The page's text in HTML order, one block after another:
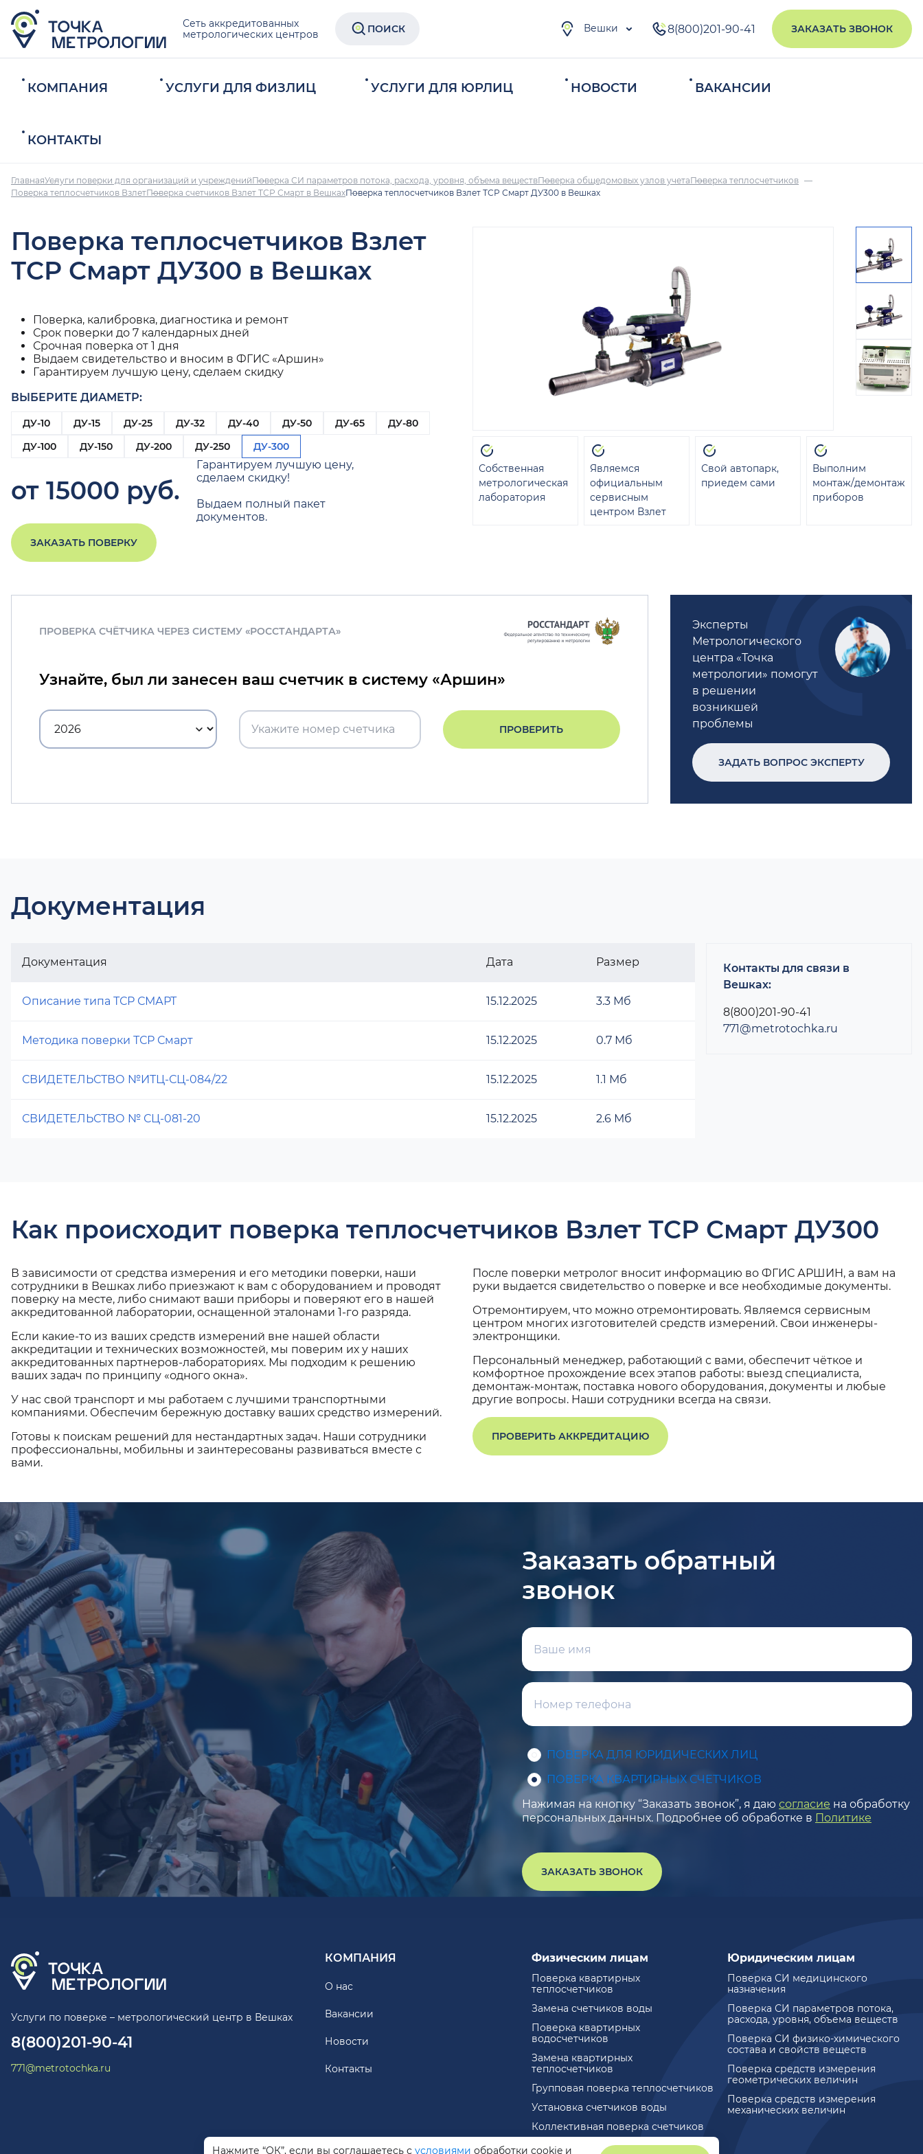
Сеть аккредитованных
метрологических центров
ПОИСК Вешки 8(800)201-90-41 ЗАКАЗАТЬ ЗВОНОК
КОМПАНИЯ УСЛУГИ ДЛЯ ФИЗЛИЦ УСЛУГИ ДЛЯ ЮРЛИЦ НОВОСТИ ВАКАНСИИ
КОНТАКТЫ
ГлавнаяУслуги поверки для организаций и учрежденийПоверка СИ параметров потока, расхода, уровня, объема веществПоверка общедомовых узлов учетаПоверка теплосчетчиков
Поверка теплосчетчиков ВзлетПоверка счетчиков Взлет ТСР Смарт в ВешкахПоверка теплосчетчиков Взлет ТСР Смарт ДУ300 в Вешках
Поверка теплосчетчиков Взлет
ТСР Смарт ДУ300 в Вешках
Поверка, калибровка, диагностика и ремонт
Срок поверки до 7 календарных дней
Срочная поверка от 1 дня
Выдаем свидетельство и вносим в ФГИС «Аршин»
Гарантируем лучшую цену, сделаем скидку
ВЫБЕРИТЕ ДИАМЕТР:
ДУ-10 ДУ-15 ДУ-25 ДУ-32 ДУ-40 ДУ-50 ДУ-65
ДУ-80
ДУ-100
ДУ-150 ДУ-200 ДУ-250 ДУ-300
от 15000 руб.
Гарантируем лучшую цену,
сделаем скидку!
Выдаем полный пакет
документов.
ЗАКАЗАТЬ ПОВЕРКУ
Собственная
метрологическая
лаборатория
Являемся
официальным
сервисным
центром Взлет
Свой автопарк,
приедем сами
Выполним
монтаж/демонтаж
приборов
ПРОВЕРКА СЧЁТЧИКА ЧЕРЕЗ СИСТЕМУ «РОССТАНДАРТА»
Узнайте, был ли занесен ваш счетчик в систему «Аршин»
ПРОВЕРИТЬ
Эксперты
Метрологического
центра «Точка
метрологии» помогут
в решении
возникшей
проблемы
ЗАДАТЬ ВОПРОС ЭКСПЕРТУ
Документация
Документация Дата Размер
Описание типа ТСР СМАРТ 15.12.2025 3.3 Мб
Методика поверки ТСР Смарт 15.12.2025 0.7 Мб
СВИДЕТЕЛЬСТВО №ИТЦ-СЦ-084/22 15.12.2025 1.1 Мб
СВИДЕТЕЛЬСТВО № СЦ-081-20 15.12.2025 2.6 Мб
Контакты для связи в
Вешках:
8(800)201-90-41
771@metrotochka.ru
Как происходит поверка теплосчетчиков Взлет ТСР Смарт ДУ300
В зависимости от средства измерения и его методики поверки, наши
сотрудники в Вешках либо приезжают к вам с оборудованием и проводят
поверку на месте, либо снимают ваши приборы и поверяют его в нашей
аккредитованной лаборатории, оснащенной эталонами 1-го разряда.
Если какие-то из ваших средств измерений вне нашей области
аккредитации и технических возможностей, мы поверим их у наших
аккредитованных партнеров-лабораториях. Мы подходим к решению
ваших задач по принципу «одного окна».
У нас свой транспорт и мы работаем с лучшими транспортными
компаниями. Обеспечим бережную доставку ваших средство измерений.
Готовы к поискам решений для нестандартных задач. Наши сотрудники
профессиональны, мобильны и заинтересованы развиваться вместе с
вами.
После поверки метролог вносит информацию во ФГИС АРШИН, а вам на
руки выдается свидетельство о поверке и все необходимые документы.
Отремонтируем, что можно отремонтировать. Являемся сервисным
центром многих изготовителей средств измерений. Свои инженеры-
электронщики.
Персональный менеджер, работающий с вами, обеспечит чёткое и
комфортное прохождение всех этапов работы: выезд специалиста,
демонтаж-монтаж, поставка нового оборудования, документы и любые
другие вопросы. Наши сотрудники всегда на связи.
ПРОВЕРИТЬ АККРЕДИТАЦИЮ
Заказать обратный
звонок
ПОВЕРКА ДЛЯ ЮРИДИЧЕСКИХ ЛИЦ
ПОВЕРКА КВАРТИРНЫХ СЧЕТЧИКОВ
Нажимая на кнопку “Заказать звонок”, я даю согласие на обработку
персональных данных. Подробнее об обработке в Политике
ЗАКАЗАТЬ ЗВОНОК
Услуги по поверке – метрологический центр в Вешках
8(800)201-90-41
771@metrotochka.ru
КОМПАНИЯ
О нас
Вакансии
Новости
Контакты
Физическим лицам
Поверка квартирных
теплосчетчиков
Замена счетчиков воды
Поверка квартирных
водосчетчиков
Замена квартирных
теплосчетчиков
Групповая поверка теплосчетчиков
Установка счетчиков воды
Коллективная поверка счетчиков
Юридическим лицам
Поверка СИ медицинского
назначения
Поверка СИ параметров потока,
расхода, уровня, объема веществ
Поверка СИ физико-химического
состава и свойств веществ
Поверка средств измерения
геометрических величин
Поверка средств измерения
механических величин
Нажмите “ОК”, если вы соглашаетесь с условиями обработки cookie и